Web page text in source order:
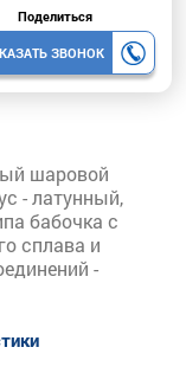
Поделиться
ЗВОНОК
шаровой
- латунный,
бабочка с
сплава и
-